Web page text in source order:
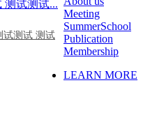
试测试 测试
Meeting
SummerSchool
Publication
Membership
LEARN MORE